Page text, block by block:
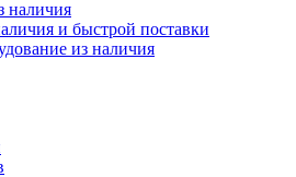
и быстрой поставки